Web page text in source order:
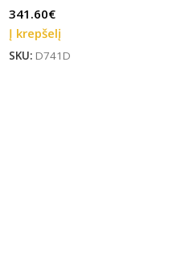
341.60€
Į krepšelį
SKU: D741D